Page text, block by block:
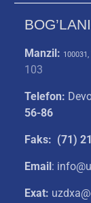
Manzil:
103
Telefon:
56-86
Faks: (71)
Email :
Exat: